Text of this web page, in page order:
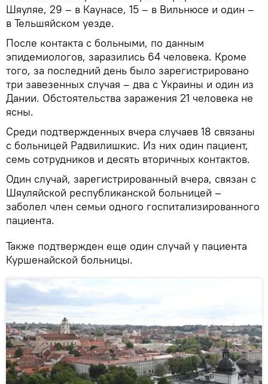
Шяуляе, 29 – в Каунасе, 15 – в Вильнюсе и один –
в Тельшяйском уезде.
После контакта с больными, по данным
эпидемиологов, заразились 64 человека. Кроме
того, за последний день было зарегистрировано
три завезенных случая – два с Украины и один из
Дании. Обстоятельства заражения 21 человека не
ясны.
Среди подтвержденных вчера случаев 18 связаны
с больницей Радвилишкис. Из них один пациент,
семь сотрудников и десять вторичных контактов.
Один случай, зарегистрированный вчера, связан с
Шяуляйской республиканской больницей –
заболел член семьи одного госпитализированного
пациента.
Также подтвержден еще один случай у пациента
Куршенайской больницы.